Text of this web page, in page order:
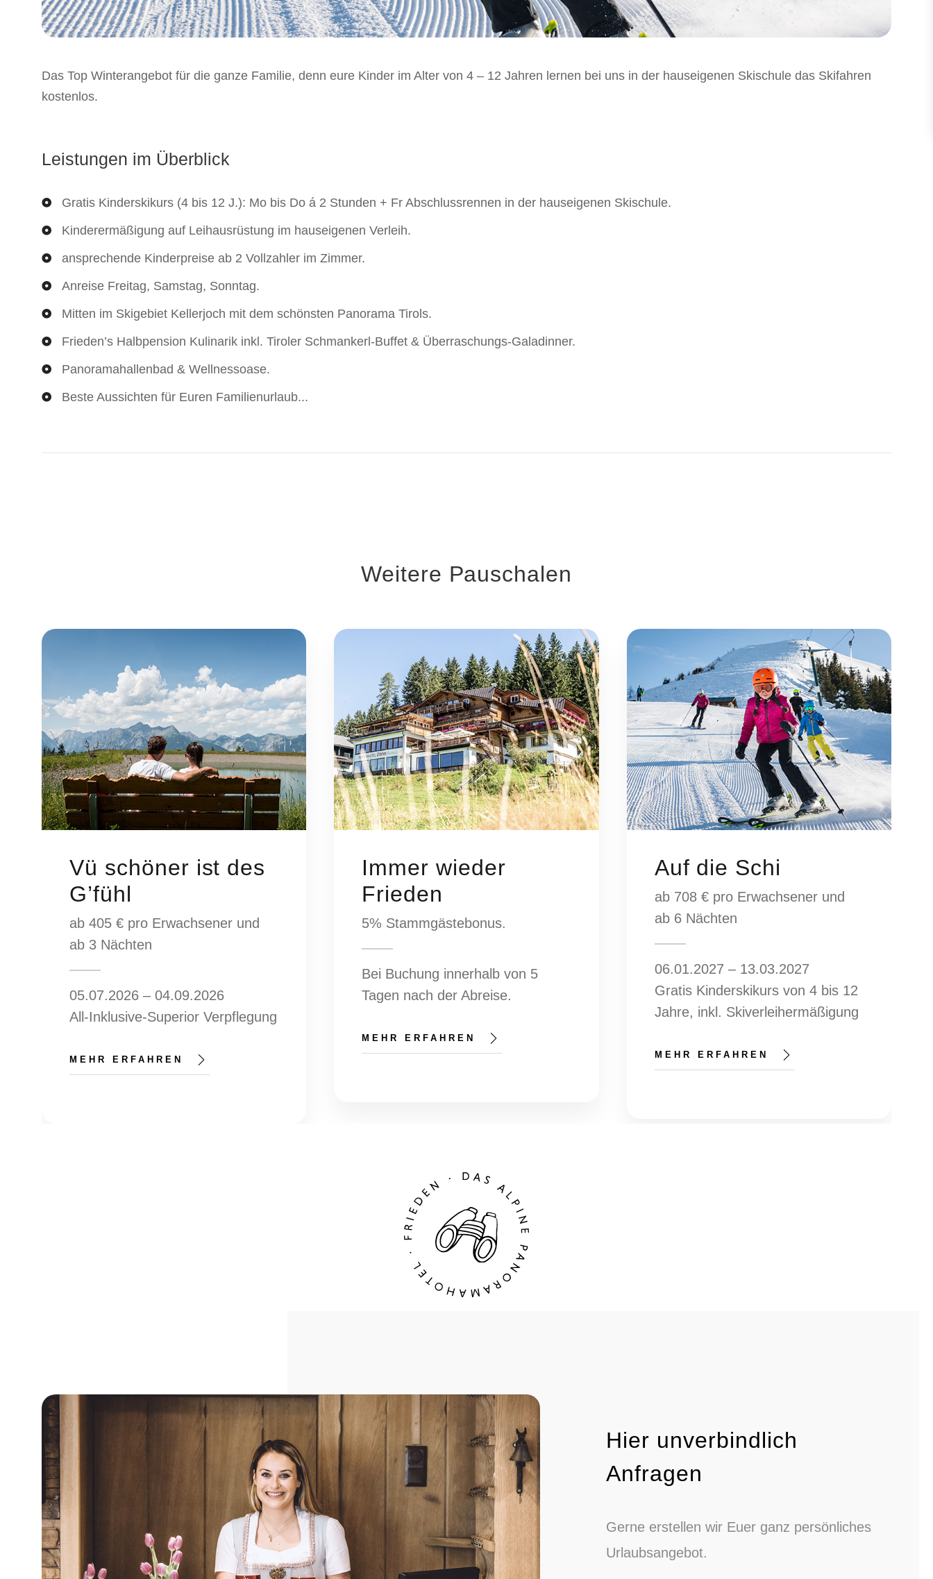
Das Top Winterangebot für die ganze Familie, denn eure Kinder im Alter von 4 – 12 Jahren lernen bei uns in der hauseigenen Skischule das Skifahren
kostenlos.
Leistungen im Überblick
Gratis Kinderskikurs (4 bis 12 J.): Mo bis Do á 2 Stunden + Fr Abschlussrennen in der hauseigenen Skischule.
Kinderermäßigung auf Leihausrüstung im hauseigenen Verleih.
ansprechende Kinderpreise ab 2 Vollzahler im Zimmer.
Anreise Freitag, Samstag, Sonntag.
Mitten im Skigebiet Kellerjoch mit dem schönsten Panorama Tirols.
Frieden’s Halbpension Kulinarik inkl. Tiroler Schmankerl-Buffet & Überraschungs-Galadinner.
Panoramahallenbad & Wellnessoase.
Beste Aussichten für Euren Familienurlaub...
Weitere Pauschalen
Vü schöner ist des
G’fühl
ab 405 € pro Erwachsener und
ab 3 Nächten
05.07.2026 – 04.09.2026
All-Inklusive-Superior Verpflegung
MEHR ERFAHREN
Immer wieder
Frieden
5% Stammgästebonus.
Bei Buchung innerhalb von 5
Tagen nach der Abreise.
MEHR ERFAHREN
Auf die Schi
ab 708 € pro Erwachsener und
ab 6 Nächten
06.01.2027 – 13.03.2027
Gratis Kinderskikurs von 4 bis 12
Jahre, inkl. Skiverleihermäßigung
MEHR ERFAHREN
Hier unverbindlich
Anfragen
Gerne erstellen wir Euer ganz persönliches
Urlaubsangebot.